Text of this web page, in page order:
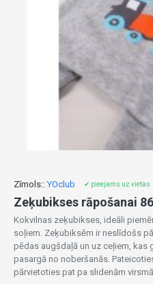
Zīmols:: YOclub ✔ pieejams uz vietas
Kokvilnas zeķubikses, ideāli
soļiem. Zeķubiksēm ir neslīdošs
pēdas augšdaļā un uz ceļiem, kas
pasargā no noberšanās.
pārvietoties pat pa slidenām